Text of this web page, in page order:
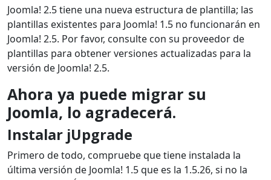
Joomla! 2.5 tiene una nueva estructura de plantilla; las
plantillas existentes para Joomla! 1.5 no funcionarán en
Joomla! 2.5. Por favor, consulte con su proveedor de
plantillas para obtener versiones actualizadas para la
versión de Joomla! 2.5.
Ahora ya puede migrar su
Joomla, lo agradecerá.
Instalar jUpgrade
Primero de todo, compruebe que tiene instalada la
última versión de Joomla! 1.5 que es la 1.5.26, si no la